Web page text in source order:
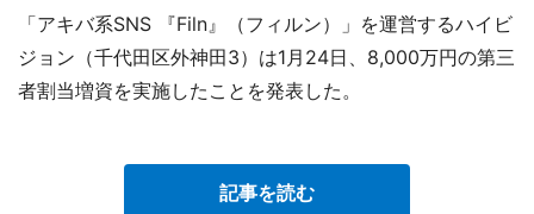
「アキバ系SNS 『Filn』（フィルン）」を運営するハイビ
ジョン（千代田区外神田3）は1月24日、8,000万円の第三
者割当増資を実施したことを発表した。
記事を読む